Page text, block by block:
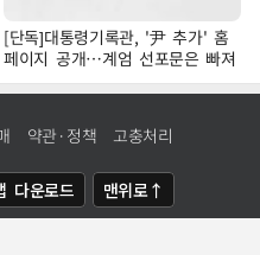
[단독]대통령기록관, '尹 추가' 홈
페이지 공개…계엄 선포문은 빠져
약관·정책 고충처리
다운로드 맨위로↑